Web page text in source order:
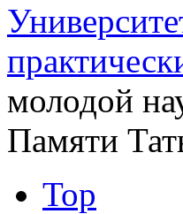
молодой
Памяти
Top